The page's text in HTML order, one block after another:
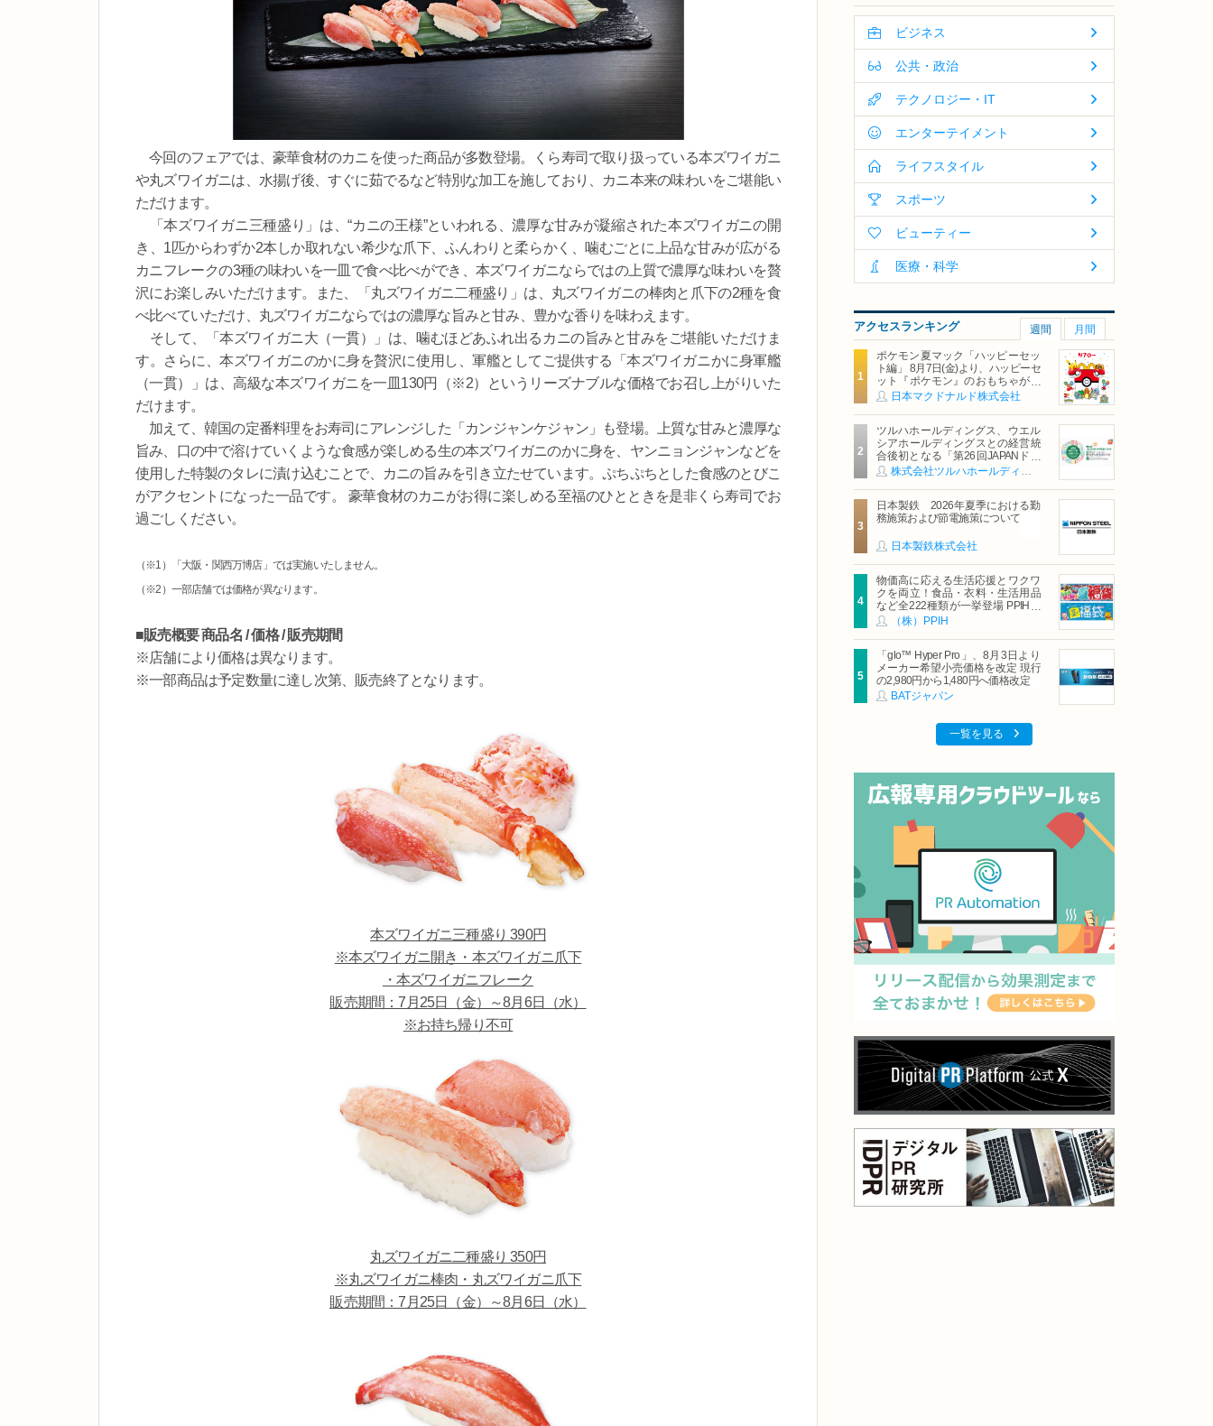
今回のフェアでは、豪華食材のカニを使った商品が多数登場。くら寿司で取り扱っている本ズワイガニ
や丸ズワイガニは、水揚げ後、すぐに茹でるなど特別な加工を施しており、カニ本来の味わいをご堪能い
ただけます。
「本ズワイガニ三種盛り」は、“カニの王様”といわれる、濃厚な甘みが凝縮された本ズワイガニの開
き、1匹からわずか2本しか取れない希少な爪下、ふんわりと柔らかく、噛むごとに上品な甘みが広がる
カニフレークの3種の味わいを一皿で食べ比べができ、本ズワイガニならではの上質で濃厚な味わいを贅
沢にお楽しみいただけます。また、「丸ズワイガニ二種盛り」は、丸ズワイガニの棒肉と爪下の2種を食
べ比べていただけ、丸ズワイガニならではの濃厚な旨みと甘み、豊かな香りを味わえます。
そして、「本ズワイガニ大（一貫）」は、噛むほどあふれ出るカニの旨みと甘みをご堪能いただけま
す。さらに、本ズワイガニのかに身を贅沢に使用し、軍艦としてご提供する「本ズワイガニかに身軍艦
（一貫）」は、高級な本ズワイガニを一皿130円（※2）というリーズナブルな価格でお召し上がりいた
だけます。
加えて、韓国の定番料理をお寿司にアレンジした「カンジャンケジャン」も登場。上質な甘みと濃厚な
旨み、口の中で溶けていくような食感が楽しめる生の本ズワイガニのかに身を、ヤンニョンジャンなどを
使用した特製のタレに漬け込むことで、カニの旨みを引き立たせています。ぷちぷちとした食感のとびこ
がアクセントになった一品です。 豪華食材のカニがお得に楽しめる至福のひとときを是非くら寿司でお
過ごしください。
（※1）「大阪・関西万博店」では実施いたしません。
（※2）一部店舗では価格が異なります。
■販売概要 商品名 / 価格 / 販売期間
※店舗により価格は異なります。
※一部商品は予定数量に達し次第、販売終了となります。
本ズワイガニ三種盛り 390円
※本ズワイガニ開き・本ズワイガニ爪下
・本ズワイガニフレーク
販売期間：7月25日（金）～8月6日（水）
※お持ち帰り不可
丸ズワイガニ二種盛り 350円
※丸ズワイガニ棒肉・丸ズワイガニ爪下
販売期間：7月25日（金）～8月6日（水）
ビジネス
公共・政治
テクノロジー・IT
エンターテイメント
ライフスタイル
スポーツ
ビューティー
医療・科学
アクセスランキング 週間 月間
ポケモン夏マック「ハッピーセッ
ト編」 8月7日(金)より、ハッピーセ
ット『ポケモン』のおもちゃが期
間限定登場
日本マクドナルド株式会社
ツルハホールディングス、ウエル
シアホールディングスとの経営統
合後初となる「第26回JAPANドラ
ッグストアショー」に出展
株式会社ツルハホールディングス
日本製鉄 2026年夏季における勤
務施策および節電施策について
日本製鉄株式会社
物価高に応える生活応援とワクワ
クを両立！食品・衣料・生活用品
など全222種類が一挙登場 PPIHグ
ループ「夏福袋」＆セール 8月6日
（株）PPIH
「glo™ Hyper Pro」、8月3日より
メーカー希望小売価格を改定 現行
の2,980円から1,480円へ価格改定
BATジャパン
一覧を見る